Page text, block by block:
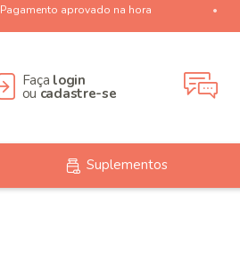
Pagamento aprovado na hora
Faça login
ou cadastre-se
Suplementos